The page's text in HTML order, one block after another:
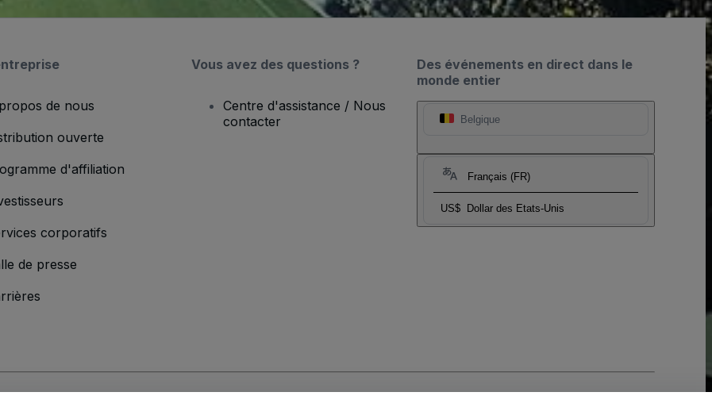
Des événements en direct dans le
monde entier
Belgique
Français (FR)
US$ Dollar des Etats-Unis
de nous
ouverte
d'affiliation
corporatifs
de presse
Vous avez des questions ?
Centre d'assistance / Nous
contacter